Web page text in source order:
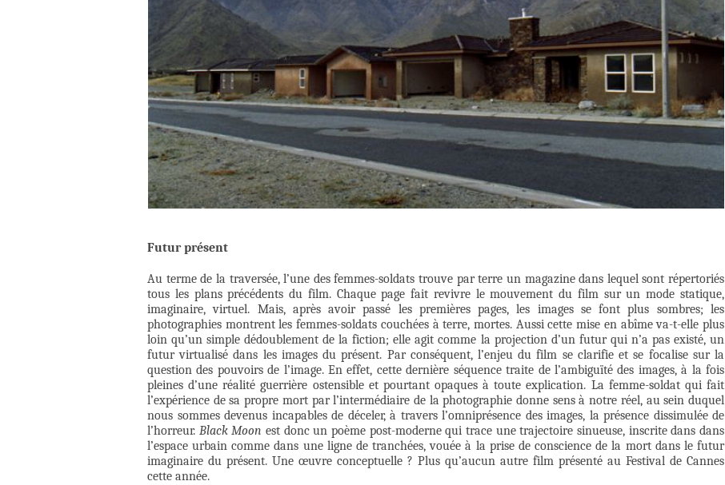
Futur présent
Au terme de la traversée, l’une des femmes-soldats trouve par terre un magazine dans lequel sont répertoriés
tous les plans précédents du film. Chaque page fait revivre le mouvement du film sur un mode statique,
imaginaire, virtuel. Mais, après avoir passé les premières pages, les images se font plus sombres; les
photographies montrent les femmes-soldats couchées à terre, mortes. Aussi cette mise en abîme va-t-elle plus
loin qu’un simple dédoublement de la fiction; elle agit comme la projection d’un futur qui n’a pas existé, un
futur virtualisé dans les images du présent. Par conséquent, l’enjeu du film se clarifie et se focalise sur la
question des pouvoirs de l’image. En effet, cette dernière séquence traite de l’ambiguïté des images, à la fois
pleines d’une réalité guerrière ostensible et pourtant opaques à toute explication. La femme-soldat qui fait
l’expérience de sa propre mort par l’intermédiaire de la photographie donne sens à notre réel, au sein duquel
nous sommes devenus incapables de déceler, à travers l’omniprésence des images, la présence dissimulée de
l’horreur. Black Moon est donc un poème post-moderne qui trace une trajectoire sinueuse, inscrite dans dans
l’espace urbain comme dans une ligne de tranchées, vouée à la prise de conscience de la mort dans le futur
imaginaire du présent. Une œuvre conceptuelle ? Plus qu’aucun autre film présenté au Festival de Cannes
cette année.